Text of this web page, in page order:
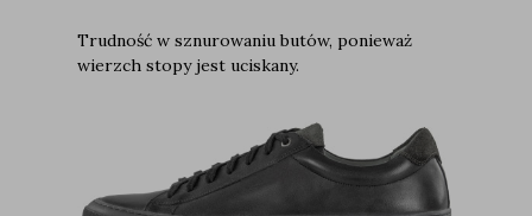
Trudność w sznurowaniu butów, ponieważ
wierzch stopy jest uciskany.